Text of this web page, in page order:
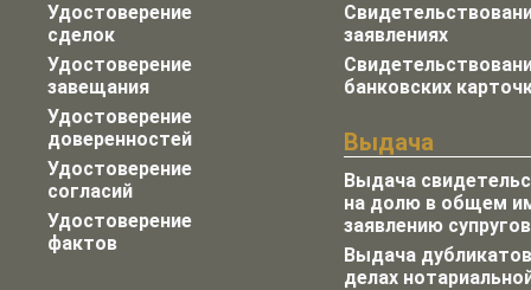
Удостоверение
сделок
Удостоверение
завещания
Удостоверение
доверенностей
Удостоверение
согласий
Удостоверение
фактов
заявлениях
банковских
Выдача
Выдача
на долю в общем
заявлению супругов
Выдача
делах